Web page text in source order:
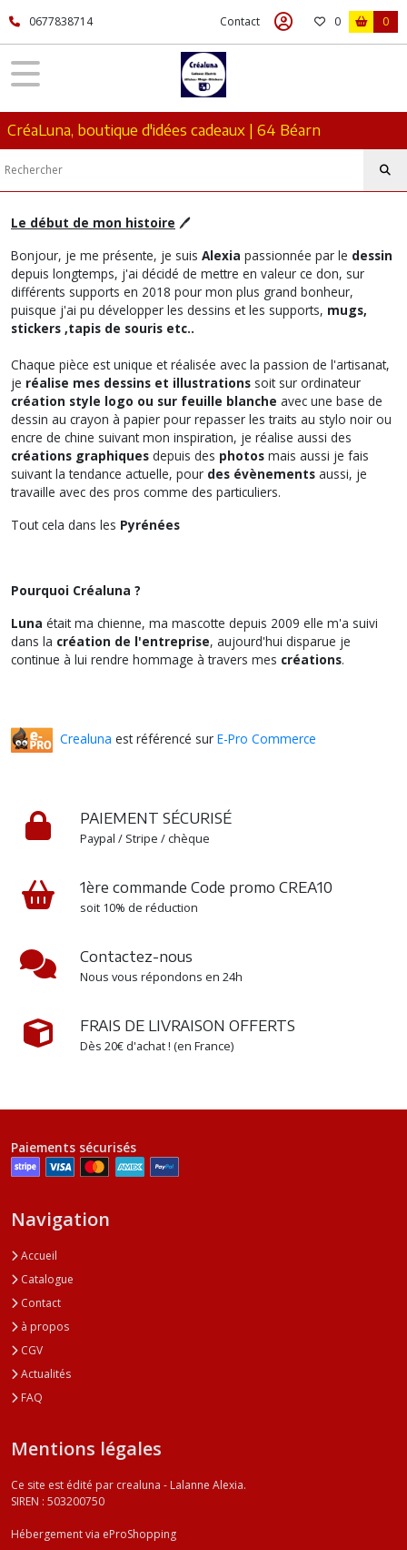
0677838714 Contact 0 0
CréaLuna, boutique d'idées cadeaux | 64 Béarn
Le début de mon histoire 🖊
Bonjour, je me présente, je suis Alexia passionnée par le dessin
depuis longtemps, j'ai décidé de mettre en valeur ce don, sur
différents supports en 2018 pour mon plus grand bonheur,
puisque j'ai pu développer les dessins et les supports, mugs,
stickers ,tapis de souris etc..
Chaque pièce est unique et réalisée avec la passion de l'artisanat,
je réalise mes dessins et illustrations soit sur ordinateur
création style logo ou sur feuille blanche avec une base de
dessin au crayon à papier pour repasser les traits au stylo noir ou
encre de chine suivant mon inspiration, je réalise aussi des
créations graphiques depuis des photos mais aussi je fais
suivant la tendance actuelle, pour des évènements aussi, je
travaille avec des pros comme des particuliers.
Tout cela dans les Pyrénées
Pourquoi Créaluna ?
Luna était ma chienne, ma mascotte depuis 2009 elle m'a suivi
dans la création de l'entreprise, aujourd'hui disparue je
continue à lui rendre hommage à travers mes créations.
Crealuna est référencé sur E-Pro Commerce
PAIEMENT SÉCURISÉ
Paypal / Stripe / chèque
1ère commande Code promo CREA10
soit 10% de réduction
Contactez-nous
Nous vous répondons en 24h
FRAIS DE LIVRAISON OFFERTS
Dès 20€ d'achat ! (en France)
Paiements sécurisés
Navigation
Accueil
Catalogue
Contact
à propos
CGV
Actualités
FAQ
Mentions légales
Ce site est édité par crealuna - Lalanne Alexia.
SIREN : 503200750
Hébergement via eProShopping